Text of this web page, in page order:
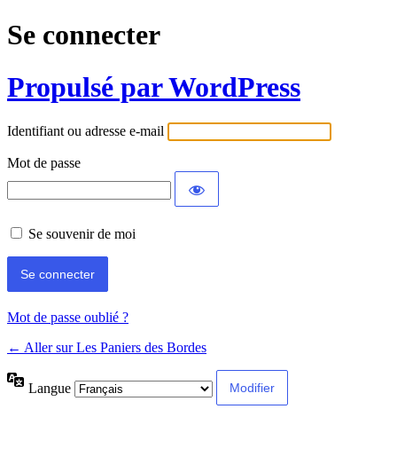
Se connecter
Propulsé par WordPress
Identifiant ou adresse e-mail
Mot de passe
Se souvenir de moi
Mot de passe oublié ?
← Aller sur Les Paniers des Bordes
Langue